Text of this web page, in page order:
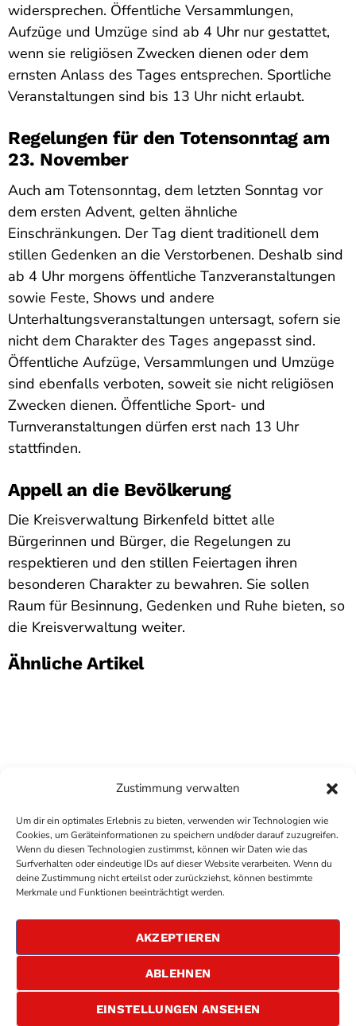
Zustimmung verwalten
Um dir ein optimales Erlebnis zu bieten, verwenden wir Technologien wie
Cookies, um Geräteinformationen zu speichern und/oder darauf zuzugreifen.
Wenn du diesen Technologien zustimmst, können wir Daten wie das
Surfverhalten oder eindeutige IDs auf dieser Website verarbeiten. Wenn du
deine Zustimmung nicht erteilst oder zurückziehst, können bestimmte
Merkmale und Funktionen beeinträchtigt werden.
AKZEPTIEREN
ABLEHNEN
EINSTELLUNGEN ANSEHEN
widersprechen. Öffentliche Versammlungen,
Aufzüge und Umzüge sind ab 4 Uhr nur gestattet,
wenn sie religiösen Zwecken dienen oder dem
ernsten Anlass des Tages entsprechen. Sportliche
Veranstaltungen sind bis 13 Uhr nicht erlaubt.
Regelungen für den Totensonntag am
23. November
Auch am Totensonntag, dem letzten Sonntag vor
dem ersten Advent, gelten ähnliche
Einschränkungen. Der Tag dient traditionell dem
stillen Gedenken an die Verstorbenen. Deshalb sind
ab 4 Uhr morgens öffentliche Tanzveranstaltungen
sowie Feste, Shows und andere
Unterhaltungsveranstaltungen untersagt, sofern sie
nicht dem Charakter des Tages angepasst sind.
Öffentliche Aufzüge, Versammlungen und Umzüge
sind ebenfalls verboten, soweit sie nicht religiösen
Zwecken dienen. Öffentliche Sport- und
Turnveranstaltungen dürfen erst nach 13 Uhr
stattfinden.
Appell an die Bevölkerung
Die Kreisverwaltung Birkenfeld bittet alle
Bürgerinnen und Bürger, die Regelungen zu
respektieren und den stillen Feiertagen ihren
besonderen Charakter zu bewahren. Sie sollen
Raum für Besinnung, Gedenken und Ruhe bieten, so
die Kreisverwaltung weiter.
Ähnliche Artikel
COPYRIGHTANTENNE BAD KREUZNACH
DATENSCHUTZERKLÄRUNG
ALLGEMEINE GESCHÄFTSBEDINGUNGEN
GEWINNSPIELBEDINGUNGEN